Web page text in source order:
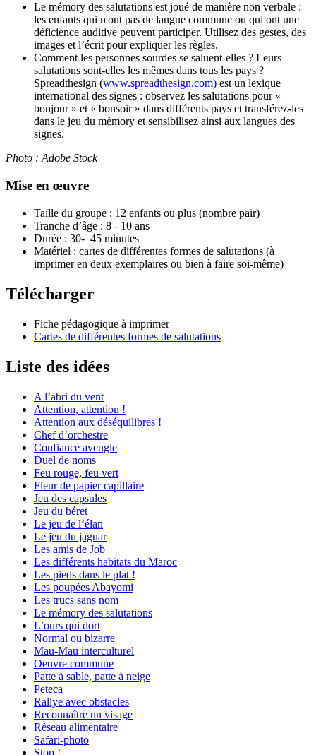
Le mémory des salutations est joué de manière non verbale :
les enfants qui n'ont pas de langue commune ou qui ont une
déficience auditive peuvent participer. Utilisez des gestes, des
images et l’écrit pour expliquer les règles.
Comment les personnes sourdes se saluent-elles ? Leurs
salutations sont-elles les mêmes dans tous les pays ?
Spreadthesign (www.spreadthesign.com) est un lexique
international des signes : observez les salutations pour «
bonjour » et « bonsoir » dans différents pays et transférez-les
dans le jeu du mémory et sensibilisez ainsi aux langues des
signes.
Photo : Adobe Stock
Mise en œuvre
Taille du groupe : 12 enfants ou plus (nombre pair)
Tranche d’âge : 8 - 10 ans
Durée : 30- 45 minutes
Matériel : cartes de différentes formes de salutations (à
imprimer en deux exemplaires ou bien à faire soi-même)
Télécharger
Fiche pédagogique à imprimer
Cartes de différentes formes de salutations
Liste des idées
A l’abri du vent
Attention, attention !
Attention aux déséquilibres !
Chef d’orchestre
Confiance aveugle
Duel de noms
Feu rouge, feu vert
Fleur de papier capillaire
Jeu des capsules
Jeu du béret
Le jeu de l‘élan
Le jeu du jaguar
Les amis de Job
Les différents habitats du Maroc
Les pieds dans le plat !
Les poupées Abayomi
Les trucs sans nom
Le mémory des salutations
L’ours qui dort
Normal ou bizarre
Mau-Mau interculturel
Oeuvre commune
Patte à sable, patte à neige
Peteca
Rallye avec obstacles
Reconnaître un visage
Réseau alimentaire
Safari-photo
Stop !